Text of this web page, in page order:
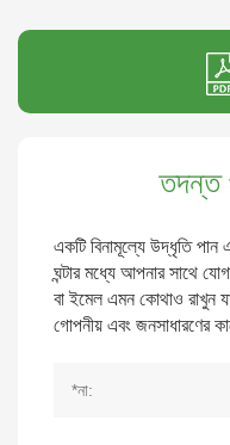
তদন্ত
একটি বিনামূল্যে উদ্ধৃতি
ঘন্টার মধ্যে আপনার সাথে
বা ইমেল এমন কোথাও রাখুন
গোপনীয় এবং জনসাধারণের